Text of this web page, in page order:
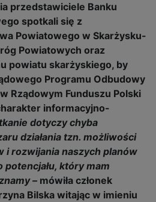
przedstawiciele Banku
spotkali się z
Powiatowego w Skarżysku-
Powiatowych oraz
powiatu skarżyskiego, by
Programu Odbudowy
Rządowym Funduszu Polski
informacyjno-
dotyczy chyba
działania tzn. możliwości
i rozwijania naszych planów
który mam
– mówiła członek
Bilska witając w imieniu